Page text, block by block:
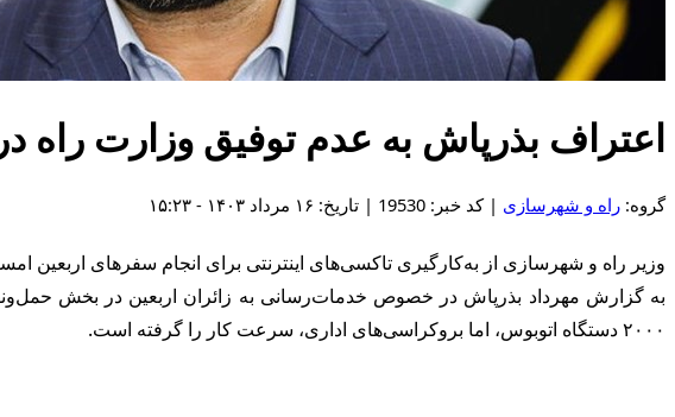
اعتراف بذرپاش به عدم توفیق وزارت راه
گروه: راه و شهرسازی | کد خبر: 19530 | تاریخ: ۱۶ مرداد ۱۴۰۳ - ۱۵:۲۳
وزیر راه و شهرسازی از به‌کارگیری تاکسی‌های اینترنتی برای انجام سفرهای اربعین
به گزارش مهرداد بذرپاش در خصوص خدمات‌رسانی به زائران اربعین در بخش
۲۰۰۰ دستگاه اتوبوس، اما بروکراسی‌‌های اداری، سرعت کار را گرفته است.